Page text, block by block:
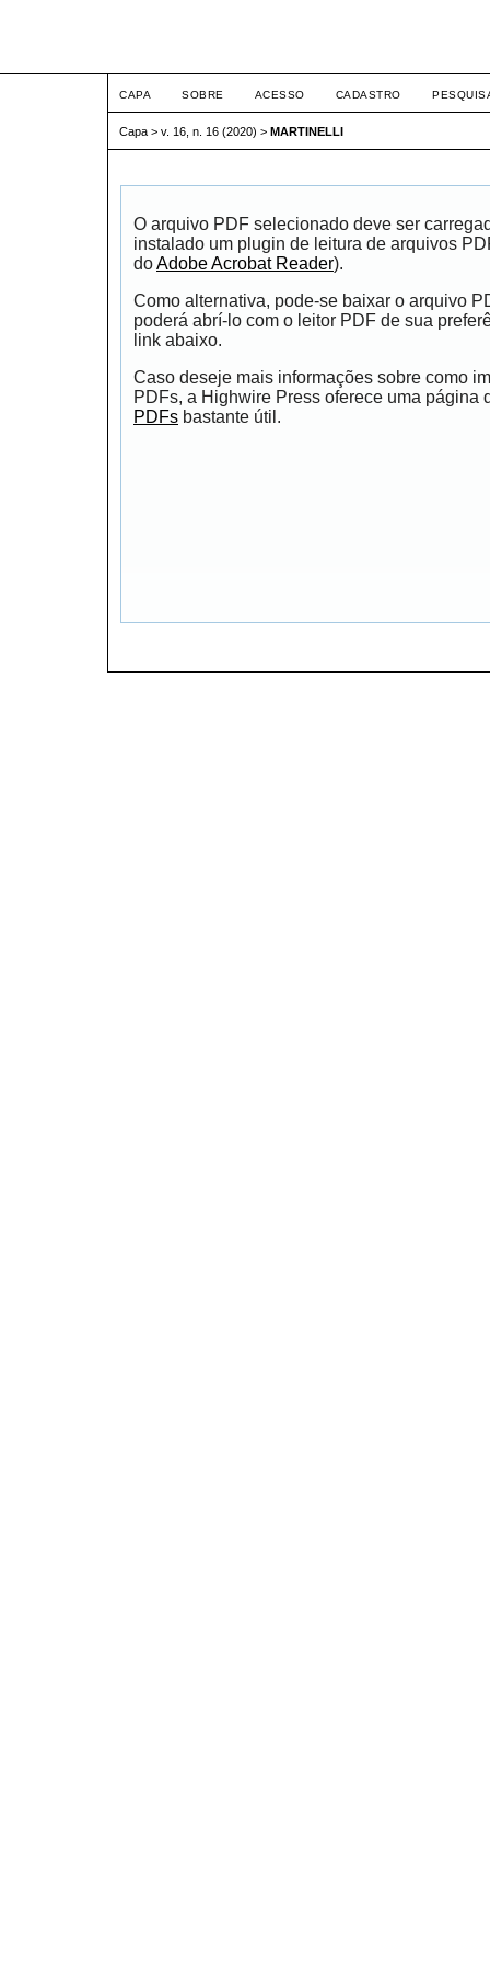
CAPA SOBRE ACESSO CADASTRO
Capa > v. 16, n. 16 (2020) > MARTINELLI
O arquivo PDF selecionado deve ser
instalado um plugin de leitura de arquivos
doAdobe Acrobat Reader).
Como alternativa, pode-se baixar o arquivo
poderá abrí-lo com o leitor PDF de sua
link abaixo.
Caso deseje mais informações sobre como
PDFs, a Highwire Press oferece uma página
PDFs bastante útil.